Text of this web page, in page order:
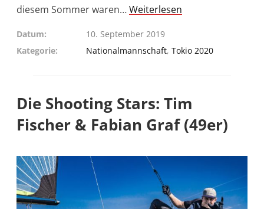
diesem Sommer waren…Weiterlesen
Datum
10. September 2019
Kategorie
Nationalmannschaft, Tokio 2020
Die Shooting Stars: Tim
Fischer & Fabian Graf (49er)